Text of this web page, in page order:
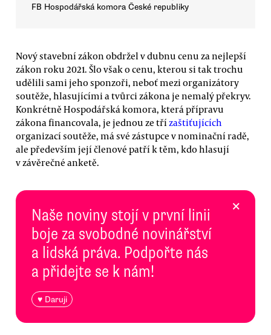
FB Hospodářská komora České republiky
Nový stavební zákon obdržel v dubnu cenu za nejlepší
zákon roku 2021. Šlo však o cenu, kterou si tak trochu
udělili sami jeho sponzoři, neboť mezi organizátory
soutěže, hlasujícími a tvůrci zákona je nemalý překryv.
Konkrétně Hospodářská komora, která přípravu
zákona financovala, je jednou ze třízaštiťujících
organizací soutěže, má své zástupce v nominační radě,
ale především její členové patří k těm, kdo hlasují
v závěrečné anketě.
Naše noviny stojí v první linii
boje za svobodné novinářství
a lidská práva. Podpořte nás
a přidejte se k nám!
♥ Daruji
×